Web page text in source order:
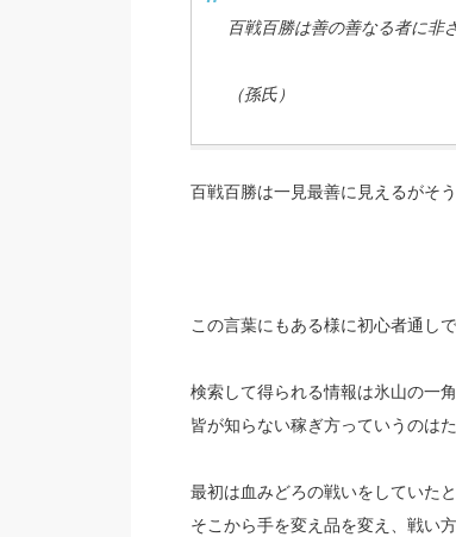
百戦百勝は善の善なる者に非
（孫氏）
百戦百勝は一見最善に見えるがそ
この言葉にもある様に初心者通し
検索して得られる情報は氷山の一
皆が知らない稼ぎ方っていうのは
最初は血みどろの戦いをしていたと
そこから手を変え品を変え、戦い